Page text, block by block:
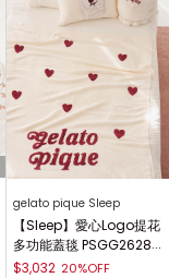
gelato pique Sleep
【Sleep】愛心Logo提花
多功能蓋毯 PSGG26281
6
$3,032 20%OFF